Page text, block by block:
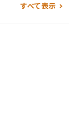
い方にオススメ
関西の暮らしを
すべて表示